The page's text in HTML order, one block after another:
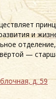
и
—
д. 59